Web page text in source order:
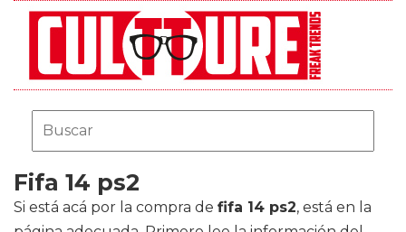
Fifa 14 ps2
Si está acá por la compra de fifa 14 ps2, está en la